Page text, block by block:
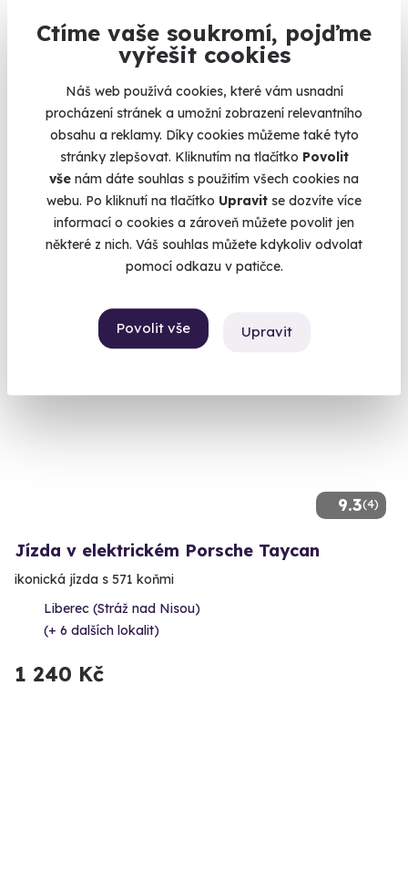
Ctíme vaše soukromí, pojďme
vyřešit cookies
Náš web používá cookies, které vám usnadní
procházení stránek a umožní zobrazení relevantního
obsahu a reklamy. Díky cookies můžeme také tyto
stránky zlepšovat. Kliknutím na tlačítko Povolit
vše nám dáte souhlas s použitím všech cookies na
webu. Po kliknutí na tlačítko Upravit se dozvíte více
informací o cookies a zároveň můžete povolit jen
některé z nich. Váš souhlas můžete kdykoliv odvolat
pomocí odkazu v patičce.
Povolit vše Upravit
7.0
Jízda v Hyundai na okruhu
Vyzkoušejte Hyundai i20 N či i30 N v plné síle
Česká Lípa (Autodrom Sosnová)
(+ 4 další lokality)
9.3(4)
Jízda v elektrickém Porsche Taycan
ikonická jízda s 571 koňmi
Liberec (Stráž nad Nisou)
(+ 6 dalších lokalit)
1 240 Kč